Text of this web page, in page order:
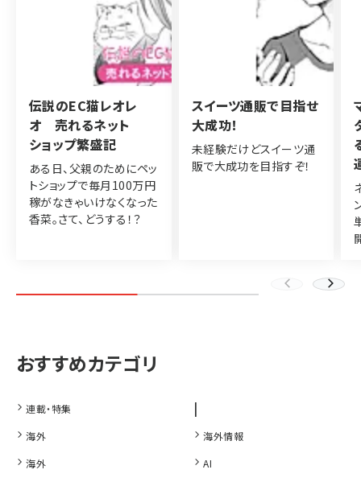
伝説のEC猫レオレ
オ 売れるネット
ショップ繁盛記
ある日、父親のためにペッ
トショップで毎月100万円
稼がなきゃいけなくなった
香菜。さて、どうする！？
スイーツ通販で目指せ
大成功！
未経験だけどスイーツ通
販で大成功を目指すぞ！
連載・特集 |
海外
海外情報
海外
AI